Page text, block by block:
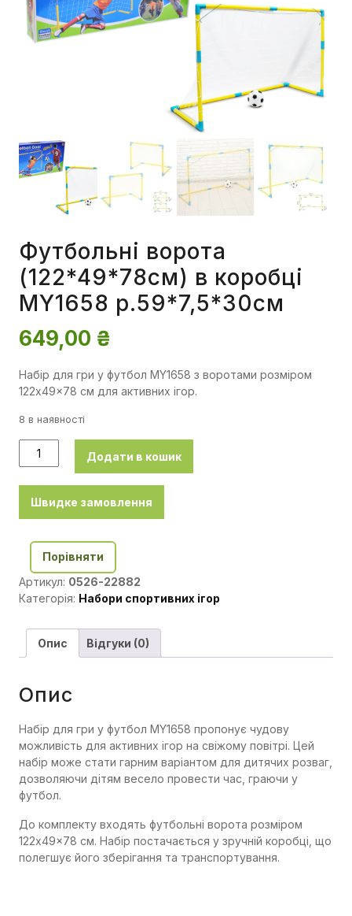
Футбольні ворота
(122*49*78см) в коробці
MY1658 р.59*7,5*30см
649,00 ₴
Набір для гри у футбол MY1658 з воротами розміром
122x49x78 см для активних ігор.
8 в наявності
Додати в кошик
Швидке замовлення
Порівняти
Артикул: 0526-22882
Категорія: Набори спортивних ігор
Опис Відгуки (0)
Опис
Набір для гри у футбол MY1658 пропонує чудову
можливість для активних ігор на свіжому повітрі. Цей
набір може стати гарним варіантом для дитячих розваг,
дозволяючи дітям весело провести час, граючи у
футбол.
До комплекту входять футбольні ворота розміром
122x49x78 см. Набір постачається у зручній коробці, що
полегшує його зберігання та транспортування.